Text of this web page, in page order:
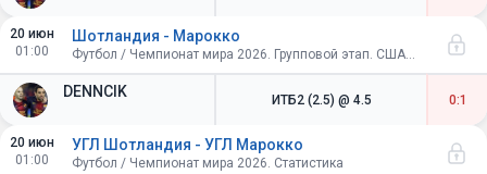
20 июн
01:00
DENNCIK
Шотландия - Марокко
Футбол / Чемпионат мира 2026. Групповой этап. США-Канада-Мексика
ИТБ2 (2.5) @ 4.5 0:1
20 июн
01:00
УГЛ Шотландия - УГЛ Марокко
Футбол / Чемпионат мира 2026. Статистика